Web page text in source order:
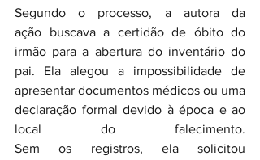
Segundo o processo, a autora da
ação buscava a certidão de óbito do
irmão para a abertura do inventário do
pai. Ela alegou a impossibilidade de
apresentar documentos médicos ou uma
declaração formal devido à época e ao
local do falecimento.
Sem os registros, ela solicitou